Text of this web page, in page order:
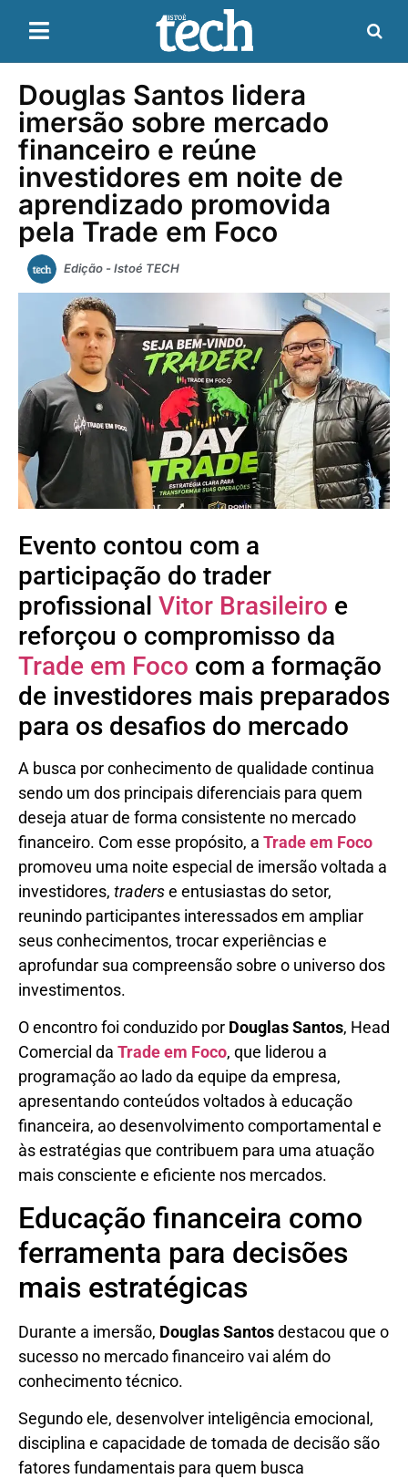
Douglas Santos lidera
imersão sobre mercado
financeiro e reúne
investidores em noite de
aprendizado promovida
pela Trade em Foco
Edição - Istoé TECH
Evento contou com a
participação do trader
profissional Vitor Brasileiro e
reforçou o compromisso da
Trade em Foco com a formação
de investidores mais preparados
para os desafios do mercado
A busca por conhecimento de qualidade continua
sendo um dos principais diferenciais para quem
deseja atuar de forma consistente no mercado
financeiro. Com esse propósito, a Trade em Foco
promoveu uma noite especial de imersão voltada a
investidores, traderse entusiastas do setor,
reunindo participantes interessados em ampliar
seus conhecimentos, trocar experiências e
aprofundar sua compreensão sobre o universo dos
investimentos.
O encontro foi conduzido por Douglas Santos, Head
Comercial da Trade em Foco, que liderou a
programação ao lado da equipe da empresa,
apresentando conteúdos voltados à educação
financeira, ao desenvolvimento comportamental e
às estratégias que contribuem para uma atuação
mais consciente e eficiente nos mercados.
Educação financeira como
ferramenta para decisões
mais estratégicas
Durante a imersão, Douglas Santosdestacou que o
sucesso no mercado financeiro vai além do
conhecimento técnico.
Segundo ele, desenvolver inteligência emocional,
disciplina e capacidade de tomada de decisão são
fatores fundamentais para quem busca